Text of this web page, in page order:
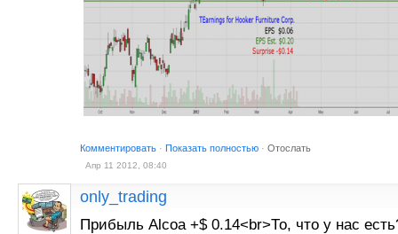
Комментировать · Показать полностью · Отослать
Апр 11 2012, 08:40
only_trading
Прибыль Alcoa +$ 0.14<br>То, что у нас